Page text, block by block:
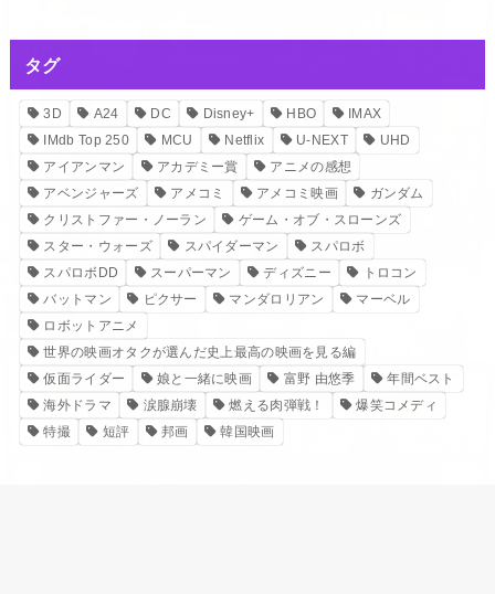
タグ
3D A24 DC Disney+ HBO
IMAX
IMdb Top 250
MCU Netflix U-NEXT
UHD
アイアンマン
アカデミー賞
アニメの感想
アベンジャーズ
アメコミ アメコミ映画
ガンダム
クリストファー・ノーラン
ゲーム・オブ・スローンズ
スター・ウォーズ
スパイダーマン
スパロボ
スパロボDD
スーパーマン ディズニー
トロコン
バットマン
ピクサー マンダロリアン
マーベル
ロボットアニメ
世界の映画オタクが選んだ史上最高の映画を見る編
仮面ライダー
娘と一緒に映画 富野 由悠季
年間ベスト
海外ドラマ
涙腺崩壊 燃える肉弾戦！
爆笑コメディ
特撮
短評 邦画 韓国映画